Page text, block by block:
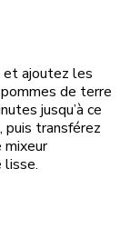
et ajoutez les
de terre
jusqu’à ce
transférez
mixeur
lisse.